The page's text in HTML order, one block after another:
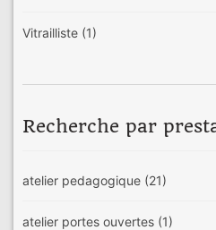
Vitrailliste (1)
Recherche par
atelier pedagogique (21)
atelier portes ouvertes (1)